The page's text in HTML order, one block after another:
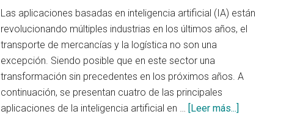
Las aplicaciones basadas en inteligencia artificial (IA) están
revolucionando múltiples industrias en los últimos años, el
transporte de mercancías y la logística no son una
excepción. Siendo posible que en este sector una
transformación sin precedentes en los próximos años. A
continuación, se presentan cuatro de las principales
aplicaciones de la inteligencia artificial en … [Leer más...]